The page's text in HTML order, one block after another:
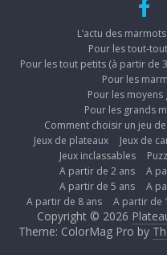
L’actu des marmots
Pour les tout-
Pour les tout petits (à partir de
Pour les
Pour les
Pour les grands
Comment choisir un jeu
Jeux de plateaux
Jeux de
Jeux inclassables
A partir de 2 ans
A
A partir de 5 ans
A
A partir de 8 ans
A partir de
Copyright © 2026
Theme: ColorMag Pro by